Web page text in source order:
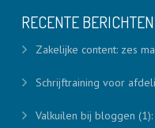
RECENTE BERICHTEN
Zakelijke content: zes
Schrijftraining voor
Valkuilen bij bloggen